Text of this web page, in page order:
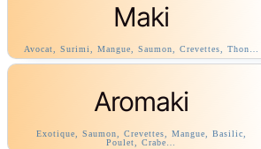
Maki
Avocat, Surimi, Mangue, Saumon, Crevettes, Thon…
Aromaki
Exotique, Saumon, Crevettes, Mangue, Basilic,
Poulet, Crabe…